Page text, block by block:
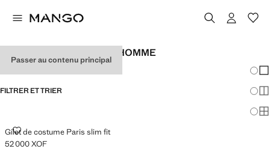
Passer au contenu principal
GILETS HABILLÉS POUR HOMME
FILTRER ET TRIER
Gilet de costume Paris slim fit
GILET DE COSTUME PARIS SLIM FIT
Prix actuel [52 000 XOF ]
52 000 XOF